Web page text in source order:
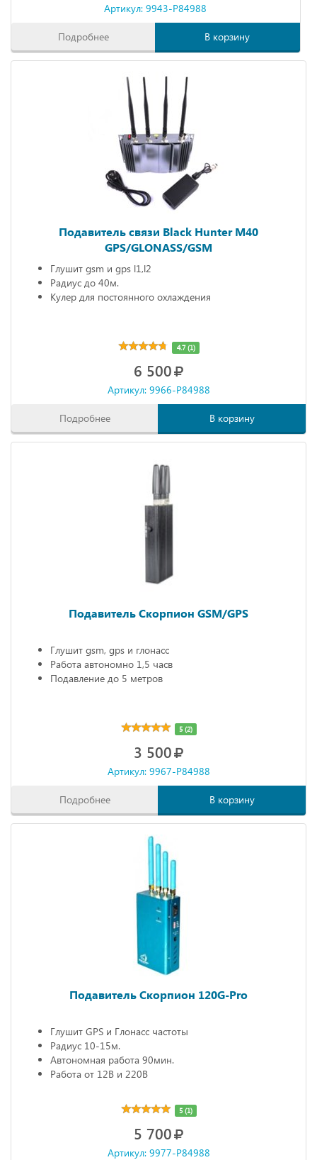
Артикул: 9943-P84988
Подробнее В корзину
Подавитель связи Black Hunter M40
GPS/GLONASS/GSM
Глушит gsm и gps l1,l2
Радиус до 40м.
Кулер для постоянного охлаждения
4.7 (1)
6 500
Артикул: 9966-P84988
Подробнее В корзину
Подавитель Скорпион GSM/GPS
Глушит gsm, gps и глонасс
Работа автономно 1,5 часв
Подавление до 5 метров
5 (2)
3 500
Артикул: 9967-P84988
Подробнее В корзину
Подавитель Скорпион 120G-Pro
Глушит GPS и Глонасс частоты
Радиус 10-15м.
Автономная работа 90мин.
Работа от 12В и 220В
5 (1)
5 700
Артикул: 9977-P84988